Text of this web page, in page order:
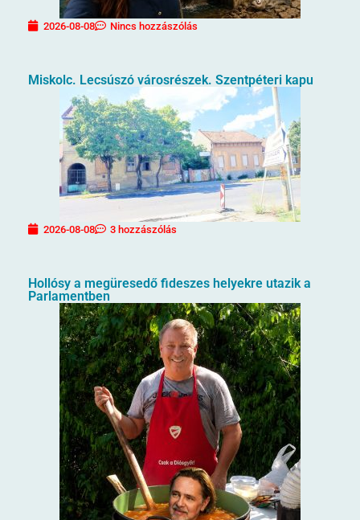
2026-08-08 Nincs hozzászólás
Miskolc. Lecsúszó városrészek. Szentpéteri kapu
2026-08-08 3 hozzászólás
Hollósy a megüresedő fideszes helyekre utazik a
Parlamentben